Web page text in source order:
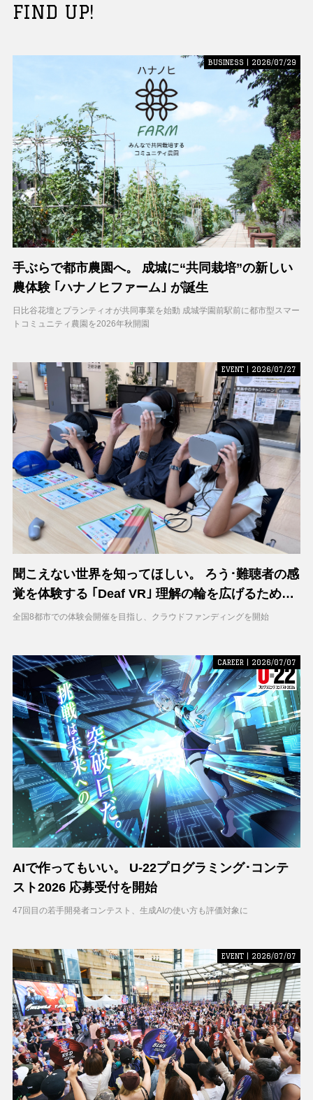
FIND UP!
BUSINESS | 2026/07/29
手ぶらで都市農園へ。 成城に“共同栽培”の新しい
農体験 ｢ハナノヒファーム｣ が誕生
日比谷花壇とプランティオが共同事業を始動 成城学園前駅前に都市型スマー
トコミュニティ農園を2026年秋開園
EVENT | 2026/07/27
聞こえない世界を知ってほしい。 ろう･難聴者の感
覚を体験する ｢Deaf VR｣ 理解の輪を広げるため支
援募集を開始
全国8都市での体験会開催を目指し、クラウドファンディングを開始
CAREER | 2026/07/07
AIで作ってもいい。 U-22プログラミング･コンテ
スト2026 応募受付を開始
47回目の若手開発者コンテスト、生成AIの使い方も評価対象に
EVENT | 2026/07/07